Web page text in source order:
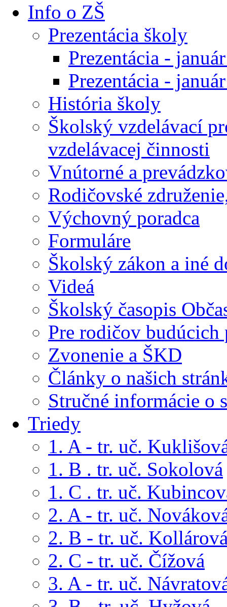
Info o ZŠ
Prezentácia školy
Prezentácia -
Prezentácia -
História školy
Školský vzdelávací
vzdelávacej činnosti
Vnútorné a
Rodičovské
Výchovný poradca
Formuláre
Školský zákon a iné
Videá
Školský časopis
Pre rodičov budúcich
Zvonenie a ŠKD
Články o našich
Stručné informácie o
Triedy
1. A - tr. uč.
1. B . tr. uč. Sokolová
1. C . tr. uč.
2. A - tr. uč.
2. B - tr. uč.
2. C - tr. uč. Čížová
3. A - tr. uč.